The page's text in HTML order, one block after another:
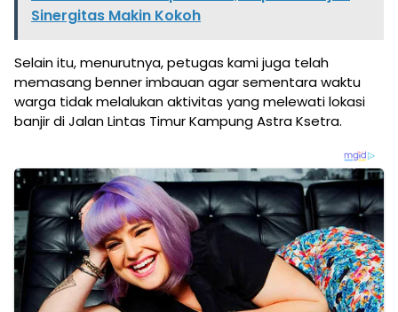
Sinergitas Makin Kokoh
Selain itu, menurutnya, petugas kami juga telah
memasang benner imbauan agar sementara waktu
warga tidak melalukan aktivitas yang melewati lokasi
banjir di Jalan Lintas Timur Kampung Astra Ksetra.